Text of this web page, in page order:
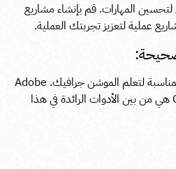
لتحسين المهارات. قم بإنشاء مشاريع
عملية لتعزيز تجربتك العملية.
استخدم البرامج والأدوات المناسبة لتعلم الموشن جرافيك. Adobe
After Effects وCinema 4D هي من بين الأدوات الرائدة في هذا